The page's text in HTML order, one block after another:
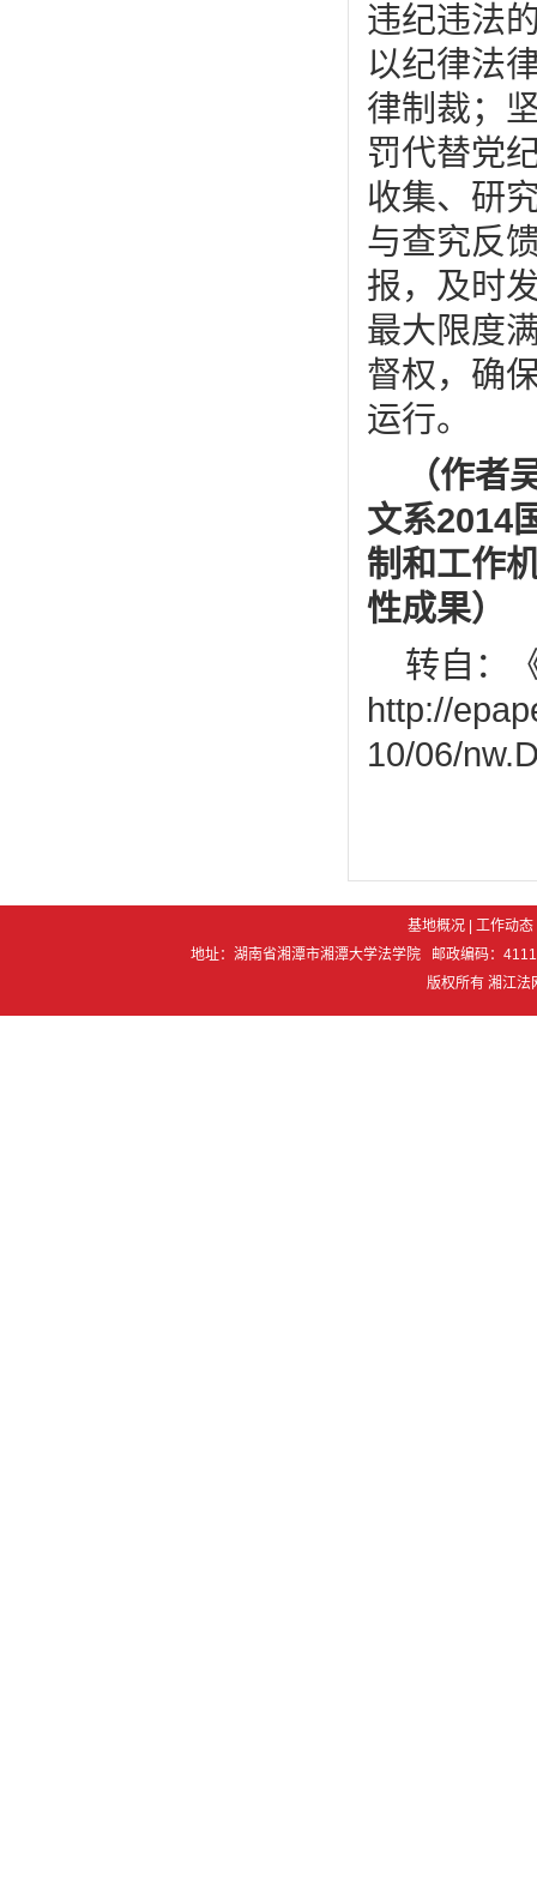
违纪违法
以纪律法
律制裁；
罚代替党
收集、研
与查究反
报，及时
最大限度
督权，确
运行。
（作者
文系2014
制和工作
性成果）
转自：
http://
10/06/
基地概况 |工作动态
地址：湖南省湘潭市湘潭大学法学院 邮政编码：
版权所有 湘江